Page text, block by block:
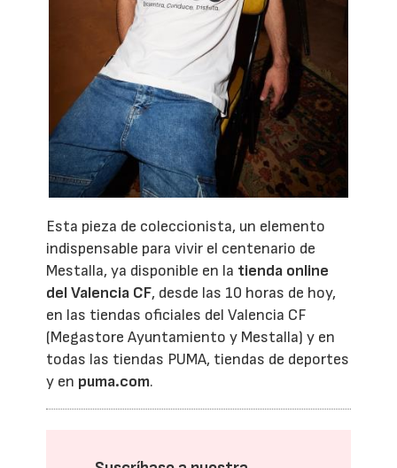
Esta pieza de coleccionista, un elemento
indispensable para vivir el centenario de
Mestalla, ya disponible en la tienda online
del Valencia CF, desde las 10 horas de hoy,
en las tiendas oficiales del Valencia CF
(Megastore Ayuntamiento y Mestalla) y en
todas las tiendas PUMA, tiendas de deportes
y en puma.com.